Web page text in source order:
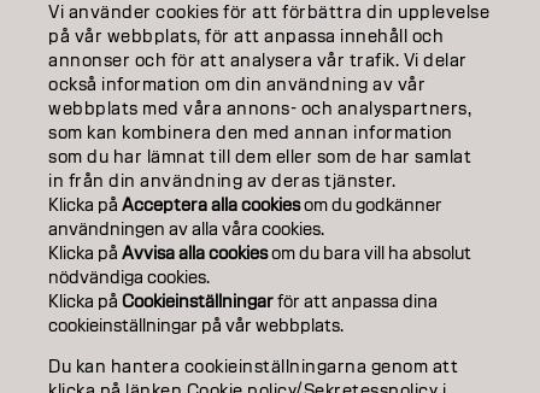
ABOUT
SALON FINDER
BECOME A PARTNER
CONTACT US
ImprintPrivacy PolicyCookie Policy
Accessibility
Vi använder cookies för att förbättra din upplevelse
på vår webbplats, för att anpassa innehåll och
annonser och för att analysera vår trafik. Vi delar
också information om din användning av vår
webbplats med våra annons- och analyspartners,
som kan kombinera den med annan information
som du har lämnat till dem eller som de har samlat
in från din användning av deras tjänster.
Klicka påAcceptera alla cookiesom du godkänner
användningen av alla våra cookies.
Klicka påAvvisa alla cookiesom du bara vill ha absolut
nödvändiga cookies.
Klicka påCookieinställningarför att anpassa dina
cookieinställningar på vår webbplats.
Du kan hantera cookieinställningarna genom att